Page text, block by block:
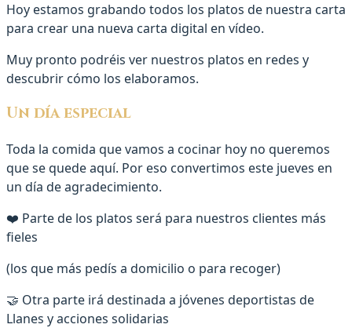
Hoy estamos grabando todos los platos de nuestra carta
para crear una nueva carta digital en vídeo.
Muy pronto podréis ver nuestros platos en redes y
descubrir cómo los elaboramos.
Un día especial
Toda la comida que vamos a cocinar hoy no queremos
que se quede aquí. Por eso convertimos este jueves en
un día de agradecimiento.
❤️ Parte de los platos será para nuestros clientes más
fieles
(los que más pedís a domicilio o para recoger)
🤝 Otra parte irá destinada a jóvenes deportistas de
Llanes y acciones solidarias